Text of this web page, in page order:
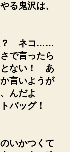
る鬼沢は、
？ ネコ……
で言ったら
とない！ あ
言いようが
んだよ
バッグ！
いかつくて